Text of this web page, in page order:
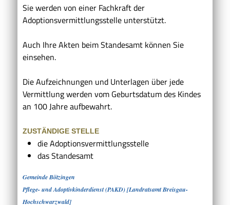
Sie werden von einer Fachkraft der
Adoptionsvermittlungsstelle unterstützt.
Auch Ihre Akten beim Standesamt können Sie
einsehen.
Die Aufzeichnungen und Unterlagen über jede
Vermittlung werden vom Geburtsdatum des Kindes
an 100 Jahre aufbewahrt.
ZUSTÄNDIGE STELLE
die Adoptionsvermittlungsstelle
das Standesamt
Gemeinde Bötzingen
Pflege- und Adoptivkinderdienst (PAKD) [Landratsamt Breisgau-
Hochschwarzwald]